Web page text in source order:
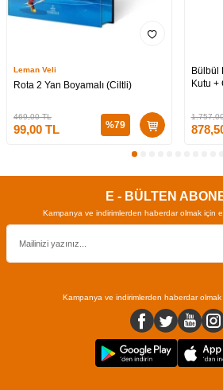
Leman Veli
Rota 2 Yan Boyamalı (Ciltli)
469,00TL
99,00 TL %79
Bülbül
Kutu +
E - BÜLTEN
Kampanya ve indirimlerden haberdar olmak için
Kampanya ve indirimlerden haberdar olmak